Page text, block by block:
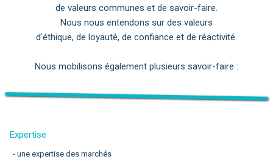
de valeurs communes et de savoir-faire.
Nous nous entendons sur des valeurs
d'éthique, de loyauté, de confiance et de réactivité.
Nous mobilisons également plusieurs savoir-faire :
Expertise
- une expertise des marchés